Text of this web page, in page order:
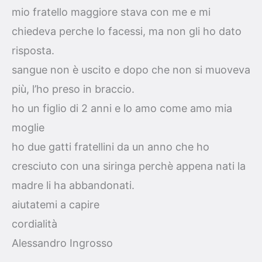
mio fratello maggiore stava con me e mi
chiedeva perche lo facessi, ma non gli ho dato
risposta.
sangue non è uscito e dopo che non si muoveva
più, l’ho preso in braccio.
ho un figlio di 2 anni e lo amo come amo mia
moglie
ho due gatti fratellini da un anno che ho
cresciuto con una siringa perchè appena nati la
madre li ha abbandonati.
aiutatemi a capire
cordialità
Alessandro Ingrosso